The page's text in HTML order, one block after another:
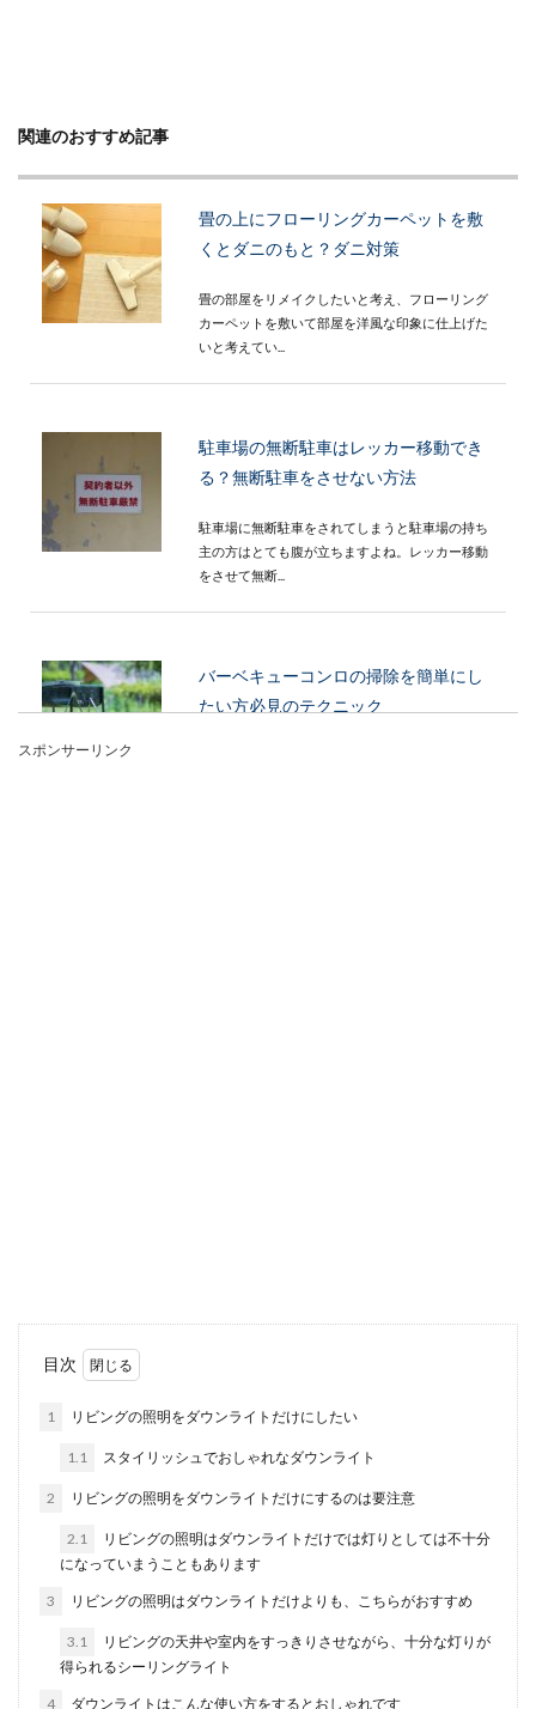
関連のおすすめ記事
畳の上にフローリングカーペットを敷
くとダニのもと？ダニ対策
畳の部屋をリメイクしたいと考え、フローリング
カーペットを敷いて部屋を洋風な印象に仕上げた
いと考えてい...
駐車場の無断駐車はレッカー移動でき
る？無断駐車をさせない方法
駐車場に無断駐車をされてしまうと駐車場の持ち
主の方はとても腹が立ちますよね。レッカー移動
をさせて無断...
バーベキューコンロの掃除を簡単にし
たい方必見のテクニック
れるのはブレーカーですが、調べてみても落ちて
いない場合は...
ガソリンスタンドが閉店する理由と
自分の住んでいる街の中を車で走っていると、ガ
ソリンスタンドの数が減っていることに気づかさ
スポンサーリンク
目次
1 リビングの照明をダウンライトだけにしたい
1.1 スタイリッシュでおしゃれなダウンライト
2 リビングの照明をダウンライトだけにするのは要注意
2.1
リビングの照明はダウンライトだけでは灯りとしては不十分
になっていまうこともあります
3 リビングの照明はダウンライトだけよりも、こちらがおすすめ
3.1
リビングの天井や室内をすっきりさせながら、十分な灯りが
得られるシーリングライト
4 ダウンライトはこんな使い方をするとおしゃれです